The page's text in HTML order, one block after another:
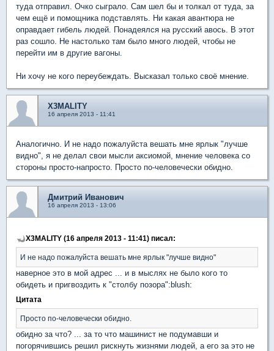
туда отправил. Очко сыграло. Сам шел бы и толкал от туда, за
чем ещё и помощника подставлять. Ни какая авантюра не
оправдает гибель людей. Понадеялся на русский авось. В этот
раз сошло. Не настолько там было много людей, чтобы не
перейти им в другие вагоны.
Ни хочу не кого переубеждать. Высказал только своё мнение.
X3MALITY
16 апреля 2013 - 11:41
Аналогично. И не надо пожалуйста вешать мне ярлык "лучше
видно", я не делал свои мысли аксиомой, мнение человека со
стороны просто-напросто. Просто по-человечески обидно.
Дмитрий Иванович
16 апреля 2013 - 13:06
X3MALITY (16 апреля 2013 - 11:41) писал:
И не надо пожалуйста вешать мне ярлык "лучше видно"
наверное это в мой адрес ... и в мыслях не было кого то
обидеть и пригвоздить к "столбу позора":blush:
Цитата
Просто по-человечески обидно.
обидно за что? ... за то что машинист не подумавши и
погорячившись решил рискнуть жизнями людей, а его за это не